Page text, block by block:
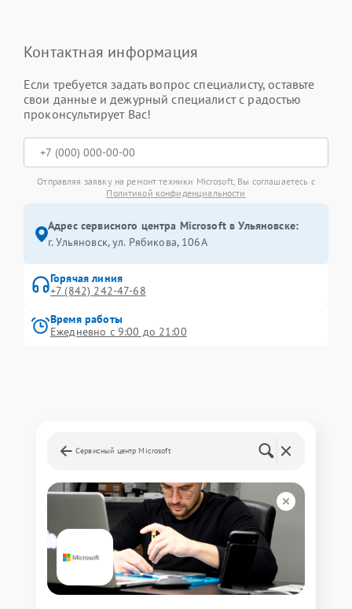
Контактная информация
Если требуется задать вопрос специалисту, оставьте
свои данные и дежурный специалист с радостью
проконсультирует Вас!
Отправляя заявку на ремонт техники Microsoft, Вы соглашаетесь с
Политикой конфиденциальности
Адрес сервисного центра Microsoft в Ульяновске:
г. Ульяновск, ул. Рябикова, 106А
Горячая линия
+7 (842) 242-47-68
Время работы
Ежедневно с 9:00 до 21:00
Сервисный центр Microsoft